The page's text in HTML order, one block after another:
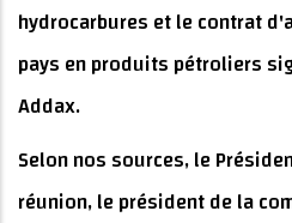
hydrocarbures et le contrat
pays en produits pétroliers
Addax.
Selon nos sources, le
réunion, le président de la